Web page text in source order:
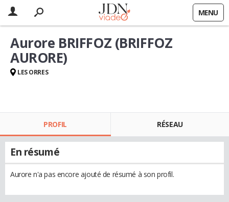
MENU
Aurore BRIFFOZ (BRIFFOZ
AURORE)
LES ORRES
PROFIL RÉSEAU
En résumé
Aurore n'a pas encore ajouté de résumé à son profil.